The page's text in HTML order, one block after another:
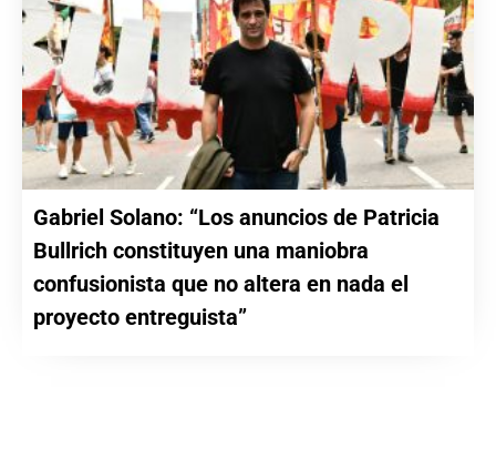
Gabriel Solano: “Los anuncios de Patricia
Bullrich constituyen una maniobra
confusionista que no altera en nada el
proyecto entreguista”